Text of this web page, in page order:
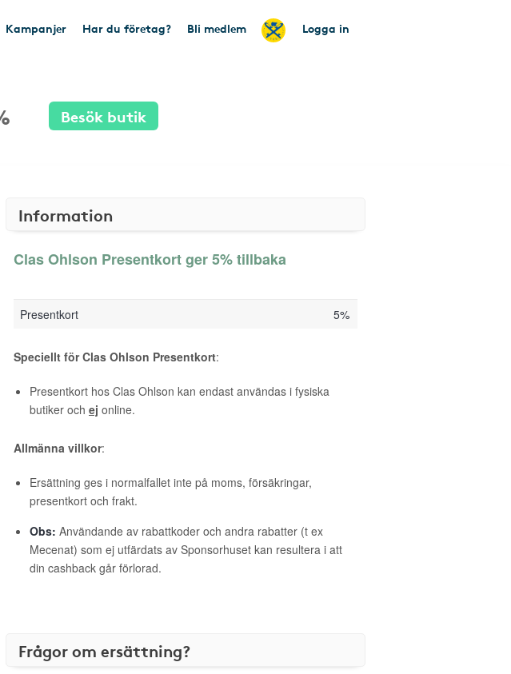
Kampanjer Har du företag? Bli medlem Logga in
Besök butik
Information
Clas Ohlson Presentkort ger 5% tillbaka
Presentkort 5%
Speciellt för Clas Ohlson Presentkort:
Presentkort hos Clas Ohlson kan endast användas i fysiska
butiker och ej online.
Allmänna villkor:
Ersättning ges i normalfallet inte på moms, försäkringar,
presentkort och frakt.
Obs: Användande av rabattkoder och andra rabatter (t ex
Mecenat) som ej utfärdats av Sponsorhuset kan resultera i att
din cashback går förlorad.
Frågor om ersättning?